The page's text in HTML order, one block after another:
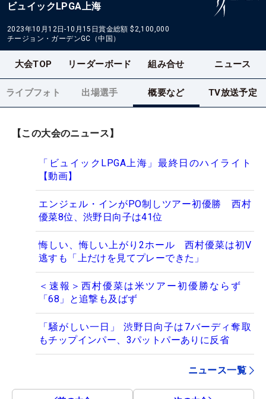
ビュイックLPGA上海
2023年10月12日-10月15日賞金総額 $2,100,000
チージョン・ガーデンGC（中国）
大会TOP リーダーボード 組み合せ ニュース
ライブフォト 出場選手 概要など TV放送予定
【この大会のニュース】
「ビュイックLPGA上海」最終日のハイライト
【動画】
エンジェル・インがPO制しツアー初優勝 西村
優菜8位、渋野日向子は41位
悔しい、悔しい上がり2ホール 西村優菜は初V
逃すも「上だけを見てプレーできた」
＜速報＞西村優菜は米ツアー初優勝ならず
「68」と追撃も及ばず
「騒がしい一日」 渋野日向子は7バーディ奪取
もチップインパー、3パットパーありに反省
ニュース一覧